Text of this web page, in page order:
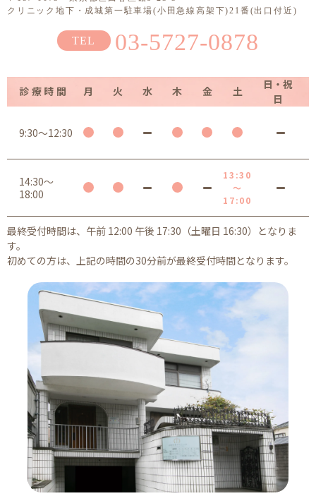
クリニック地下・成城第一駐車場(小田急線高架下)21番(出口付近)
03-5727-0878
診療時間 月 火 水 木 金 土
日・祝
日
9:30～12:30
14:30～
18:00
13:30
～
17:00
最終受付時間は、午前 12:00 午後 17:30（土曜日 16:30）となりま
す。
初めての方は、上記の時間の30分前が最終受付時間となります。